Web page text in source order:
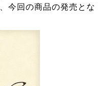
今回の商品の発売とな